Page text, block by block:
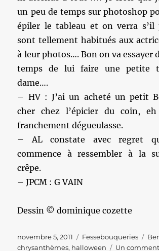
un peu de temps sur photoshop
épiler le tableau et on verra s’il
sont tellement habitués aux
à leur photos…. Bon on va essayer
temps de lui faire une petite
dame….
– HV : J’ai un acheté un petit
cher chez l’épicier du coin,
franchement dégueulasse.
– AL constate avec regret
commence à ressembler à la
crêpe.
– JPCM : G VAIN
Dessin © dominique cozette
Publié
le
novembre 5, 2011 Catégories
Fessebouqueries
chrysanthèmes, halloween Un